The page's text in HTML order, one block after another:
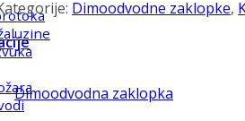
Dimoodvodne zaklopke,
Dimoodvodna zaklopka